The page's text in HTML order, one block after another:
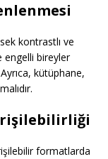
kontrastlı ve
engelli bireyler
kütüphane,
formatlarda